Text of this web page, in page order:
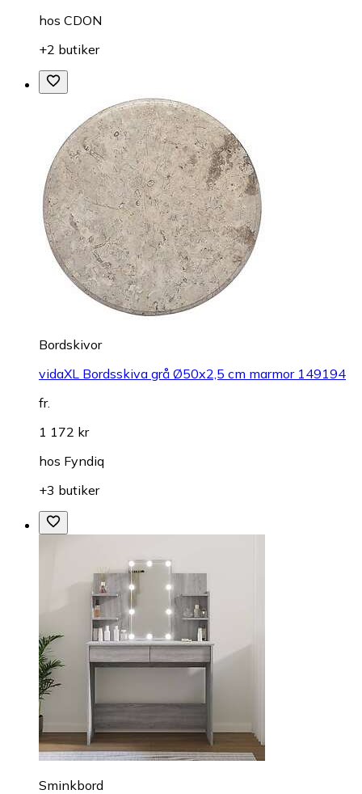
hos CDON
+2 butiker
Bordskivor
vidaXL Bordsskiva grå Ø50x2,5 cm marmor 149194
fr.
1 172 kr
hos Fyndiq
+3 butiker
Sminkbord